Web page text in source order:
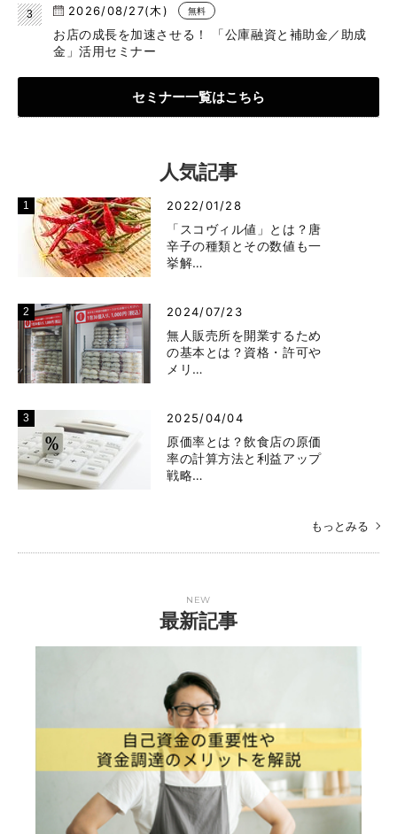
2026/08/27(木) 無料
お店の成長を加速させる！ 「公庫融資と補助金／助成
金」活用セミナー
セミナー一覧はこちら
人気記事
2022/01/28
「スコヴィル値」とは？唐
辛子の種類とその数値も一
挙解…
2024/07/23
無人販売所を開業するため
の基本とは？資格・許可や
メリ…
2025/04/04
原価率とは？飲食店の原価
率の計算方法と利益アップ
戦略…
もっとみる
NEW
最新記事